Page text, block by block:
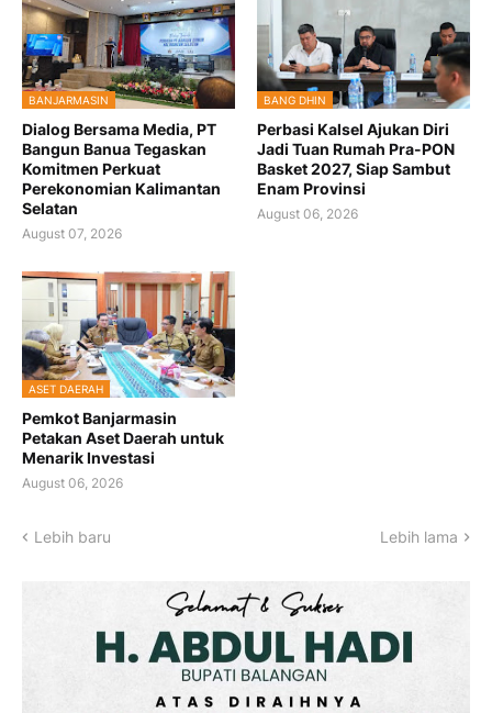
BANJARMASIN
Dialog Bersama Media, PT
Bangun Banua Tegaskan
Komitmen Perkuat
Perekonomian Kalimantan
Selatan
August 07, 2026
BANG DHIN
Perbasi Kalsel Ajukan Diri
Jadi Tuan Rumah Pra-PON
Basket 2027, Siap Sambut
Enam Provinsi
August 06, 2026
ASET DAERAH
Pemkot Banjarmasin
Petakan Aset Daerah untuk
Menarik Investasi
August 06, 2026
Lebih baru Lebih lama